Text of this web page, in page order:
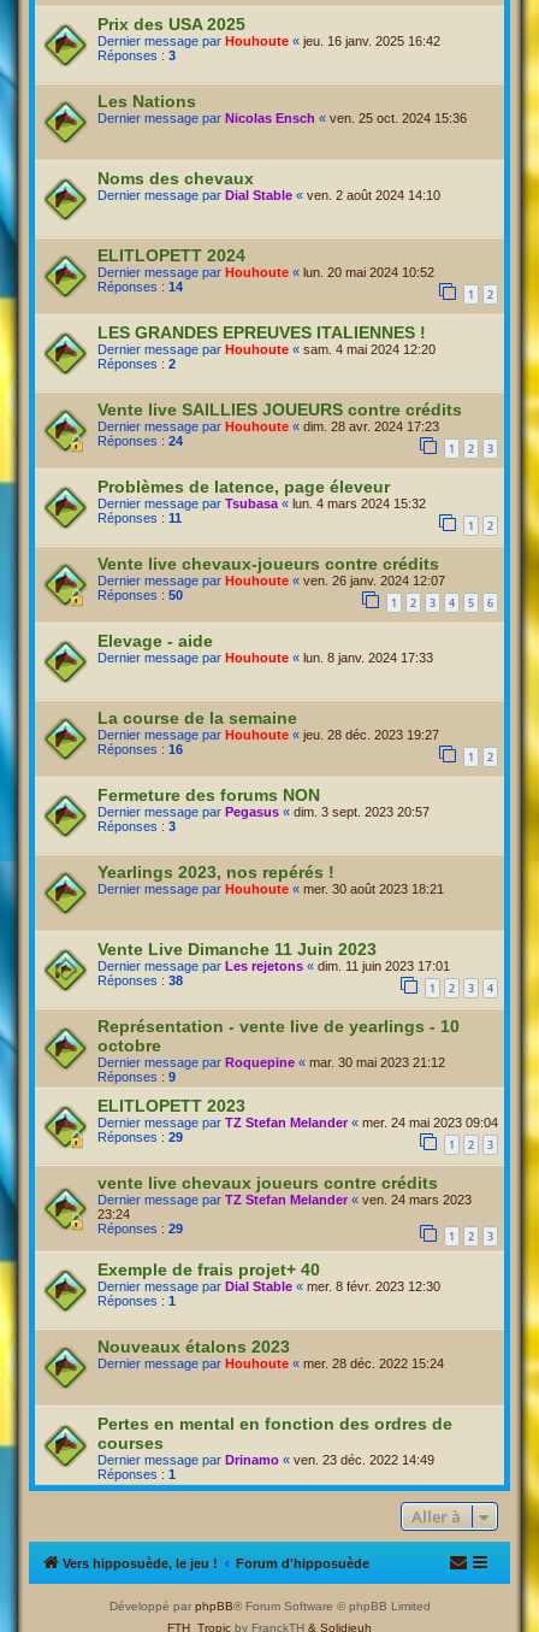
Prix des USA 2025
Dernier message par Houhoute « jeu. 16 janv. 2025 16:42
Réponses : 3
Les Nations
Dernier message par Nicolas Ensch « ven. 25 oct. 2024 15:36
Noms des chevaux
Dernier message par Dial Stable « ven. 2 août 2024 14:10
ELITLOPETT 2024
Dernier message par Houhoute « lun. 20 mai 2024 10:52
Réponses : 14 1 2
LES GRANDES EPREUVES ITALIENNES !
Dernier message par Houhoute « sam. 4 mai 2024 12:20
Réponses : 2
Vente live SAILLIES JOUEURS contre crédits
Dernier message par Houhoute « dim. 28 avr. 2024 17:23
Réponses : 24 1 2 3
Problèmes de latence, page éleveur
Dernier message par Tsubasa « lun. 4 mars 2024 15:32
Réponses : 11 1 2
Vente live chevaux-joueurs contre crédits
Dernier message par Houhoute « ven. 26 janv. 2024 12:07
Réponses : 50 1 2 3 4 5 6
Elevage - aide
Dernier message par Houhoute « lun. 8 janv. 2024 17:33
La course de la semaine
Dernier message par Houhoute « jeu. 28 déc. 2023 19:27
Réponses : 16 1 2
Fermeture des forums NON
Dernier message par Pegasus « dim. 3 sept. 2023 20:57
Réponses : 3
Yearlings 2023, nos repérés !
Dernier message par Houhoute « mer. 30 août 2023 18:21
Vente Live Dimanche 11 Juin 2023
Dernier message par Les rejetons « dim. 11 juin 2023 17:01
Réponses : 38 1 2 3 4
Représentation - vente live de yearlings - 10
octobre
Dernier message par Roquepine « mar. 30 mai 2023 21:12
Réponses : 9
ELITLOPETT 2023
Dernier message par TZ Stefan Melander « mer. 24 mai 2023 09:04
Réponses : 29 1 2 3
vente live chevaux joueurs contre crédits
Dernier message par TZ Stefan Melander « ven. 24 mars 2023
23:24
Réponses : 29 1 2 3
Exemple de frais projet+ 40
Dernier message par Dial Stable « mer. 8 févr. 2023 12:30
Réponses : 1
Nouveaux étalons 2023
Dernier message par Houhoute « mer. 28 déc. 2022 15:24
Pertes en mental en fonction des ordres de
courses
Dernier message par Drinamo « ven. 23 déc. 2022 14:49
Réponses : 1
Aller à
Vers hipposuède, le jeu ! Forum d'hipposuède
Développé par phpBB® Forum Software © phpBB Limited
FTH_Tropic by FranckTH & Solidjeuh